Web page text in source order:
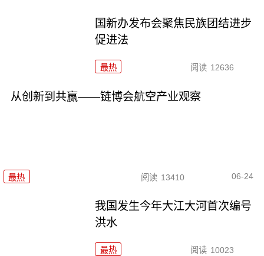
国新办发布会聚焦民族团结进步
促进法
最热 阅读 12636
从创新到共赢——链博会航空产业观察
最热 阅读 13410 06-24
我国发生今年大江大河首次编号
洪水
最热 阅读 10023